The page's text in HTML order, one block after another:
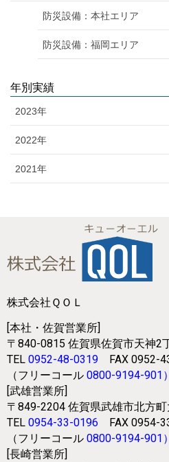
防災設備：本社エリア
防災設備：福岡エリア
年別実績
2023年
2022年
2021年
株式会社ＱＯＬ
[本社・佐賀営業所]
〒840-0815 佐賀県佐賀市天神2
TEL 0952-48-0319
FAX 0952-
（フリーコール 0800-9194-901 ）
[武雄営業所]
〒849-2204 佐賀県武雄市北方
TEL 0954-33-0196
FAX 0954-
（フリーコール 0800-9194-901 ）
[長崎営業所]